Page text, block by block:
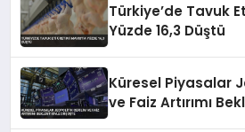
Türkiye’de Tavuk
Yüzde 16,3 Düştü
Küresel Piyasalar
ve Faiz Artırımı